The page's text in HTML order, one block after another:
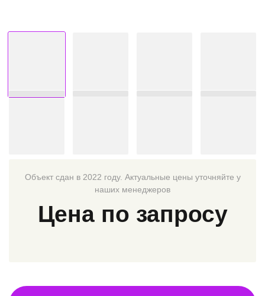
Объект сдан в 2022 году. Актуальные цены уточняйте у
наших менеджеров
Цена по запросу